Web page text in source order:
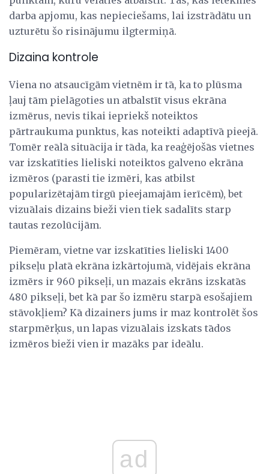
darba apjomu, kas nepieciešams, lai izstrādātu un
uzturētu šo risinājumu ilgtermiņā.
Dizaina kontrole
Viena no atsaucīgām vietnēm ir tā, ka to plūsma
ļauj tām pielāgoties un atbalstīt visus ekrāna
izmērus, nevis tikai iepriekš noteiktos
pārtraukuma punktus, kas noteikti adaptīvā pieejā.
Tomēr reālā situācija ir tāda, ka reaģējošās vietnes
var izskatīties lieliski noteiktos galveno ekrāna
izmēros (parasti tie izmēri, kas atbilst
popularizētajām tirgū pieejamajām ierīcēm), bet
vizuālais dizains bieži vien tiek sadalīts starp
tautas rezolūcijām.
Piemēram, vietne var izskatīties lieliski 1400
pikseļu platā ekrāna izkārtojumā, vidējais ekrāna
izmērs ir 960 pikseļi, un mazais ekrāns izskatās
480 pikseļi, bet kā par šo izmēru starpā esošajiem
stāvokļiem? Kā dizainers jums ir maz kontrolēt šos
starpmērķus, un lapas vizuālais izskats tādos
izmēros bieži vien ir mazāks par ideālu.
ad